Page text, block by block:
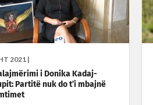
2021 |
i Donika Kadaj-
Partitë nuk do t’i mbajnë